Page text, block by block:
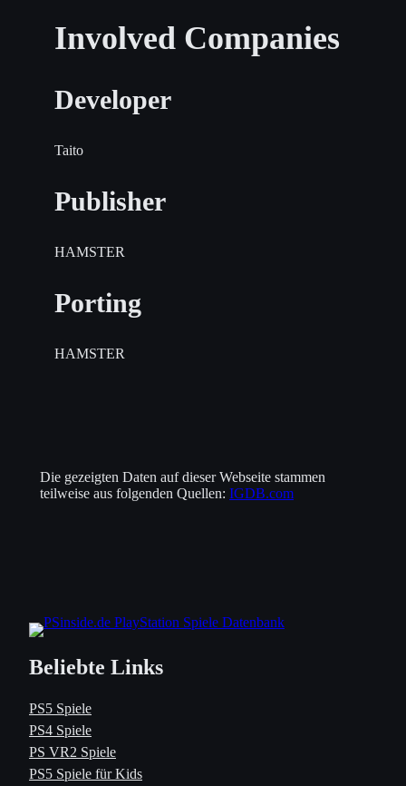
Involved Companies
Developer
Taito
Publisher
HAMSTER
Porting
HAMSTER
Die gezeigten Daten auf dieser Webseite stammen
teilweise aus folgenden Quellen: IGDB.com
Beliebte Links
PS5 Spiele
PS4 Spiele
PS VR2 Spiele
PS5 Spiele für Kids